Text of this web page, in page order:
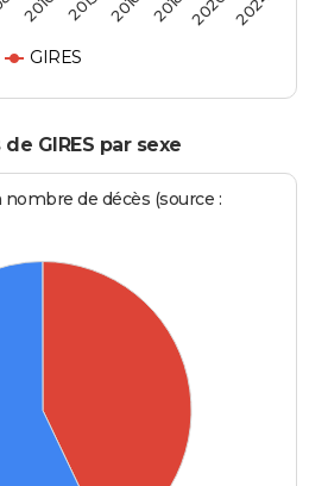
GIRES
GIRES par sexe
de décès (source :